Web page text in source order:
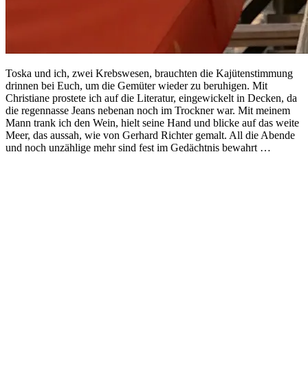
Toska und ich, zwei Krebswesen, brauchten die Kajütenstimmung
drinnen bei Euch, um die Gemüter wieder zu beruhigen. Mit
Christiane prostete ich auf die Literatur, eingewickelt in Decken, da
die regennasse Jeans nebenan noch im Trockner war. Mit meinem
Mann trank ich den Wein, hielt seine Hand und blicke auf das weite
Meer, das aussah, wie von Gerhard Richter gemalt. All die Abende
und noch unzählige mehr sind fest im Gedächtnis bewahrt …